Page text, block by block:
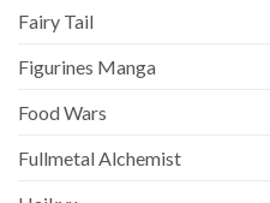
Fairy Tail
Figurines Manga
Food Wars
Fullmetal Alchemist